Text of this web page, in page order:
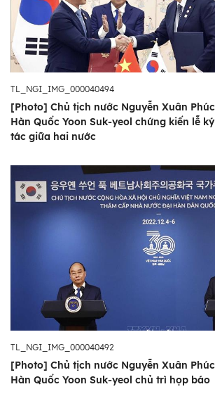
TL_NGI_IMG_000040494
[Photo] Chủ tịch nước Nguyễn Xuân
Hàn Quốc Yoon Suk-yeol chứng kiến lễ
tác giữa hai nước
TL_NGI_IMG_000040492
[Photo] Chủ tịch nước Nguyễn Xuân
Hàn Quốc Yoon Suk-yeol chủ trì họp báo